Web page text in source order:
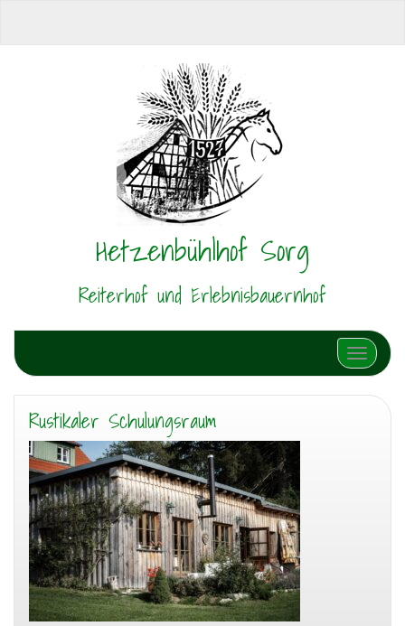
Hetzenbühlhof Sorg
Reiterhof und Erlebnisbauernhof
Schalte
Rustikaler Schulungsraum